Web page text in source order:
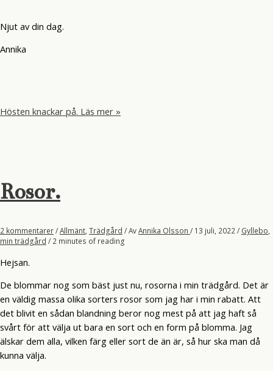
Njut av din dag.
Annika
Hösten knackar på. Läs mer »
Rosor.
2 kommentarer/Allmänt Trädgård / AvAnnika Olsson / 13 juli, 2022 / Gyllebo
min trädgård / 2 minutes of reading
Hejsan.
De blommar nog som bäst just nu, rosorna i min trädgård. Det är
en väldig massa olika sorters rosor som jag har i min rabatt. Att
det blivit en sådan blandning beror nog mest på att jag haft så
svårt för att välja ut bara en sort och en form på blomma. Jag
älskar dem alla, vilken färg eller sort de än är, så hur ska man då
kunna välja.